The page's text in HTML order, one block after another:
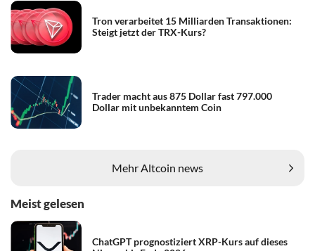
Tron verarbeitet 15 Milliarden Transaktionen:
Steigt jetzt der TRX-Kurs?
Trader macht aus 875 Dollar fast 797.000
Dollar mit unbekanntem Coin
Mehr Altcoin news
Meist gelesen
ChatGPT prognostiziert XRP-Kurs auf dieses